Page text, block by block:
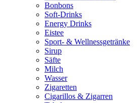
Bonbons
Soft-Drinks
Energy Drinks
Eistee
Sport- & Wellnessgetränke
Sirup
Säfte
Milch
Wasser
Zigaretten
Cigarillos & Zigarren